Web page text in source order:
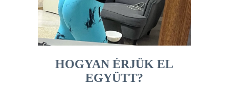
HOGYAN ÉRJÜK EL
EGYÜTT?